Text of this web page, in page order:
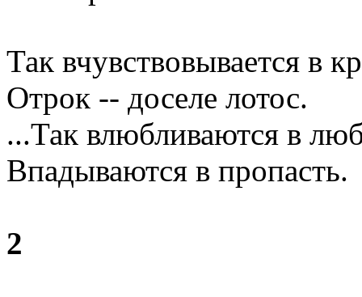
Так вчувствовывается в
Отрок -- доселе лотос.
...Так влюбливаются в
Впадываются в пропасть.
2